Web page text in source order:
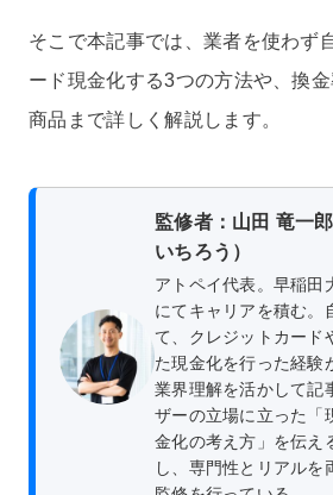
そこで本記事では、業者を使わず
ード現金化する3つの方法や、換
商品まで詳しく解説します。
監修者：山田 竜一
いちろう）
アトペイ代表。早稲田
にてキャリアを積む。
て、クレジットカード
た現金化を行った経験
業界理解を活かして記
ザーの立場に立った「
金化の考え方」を伝え
し、専門性とリアルを